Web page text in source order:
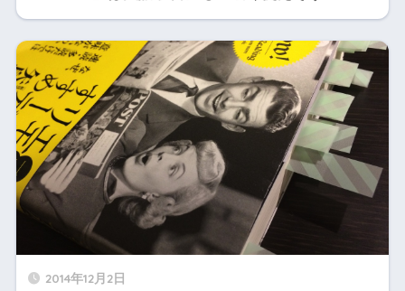
2014年12月2日